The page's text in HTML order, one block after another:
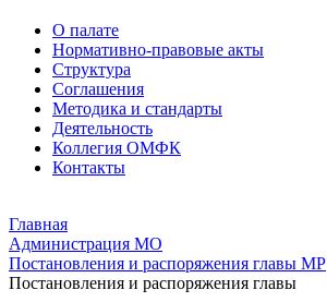
О палате
Нормативно-правовые акты
Структура
Соглашения
Методика и стандарты
Деятельность
Коллегия ОМФК
Контакты
Главная
Администрация МО
Постановления и распоряжения главы МР
Постановления и распоряжения главы